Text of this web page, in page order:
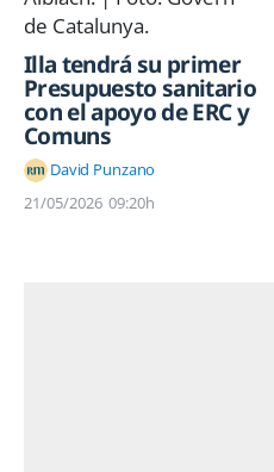
Illa tendrá su primer
Presupuesto sanitario
con el apoyo de ERC y
Comuns
David Punzano
21/05/2026 09:20h